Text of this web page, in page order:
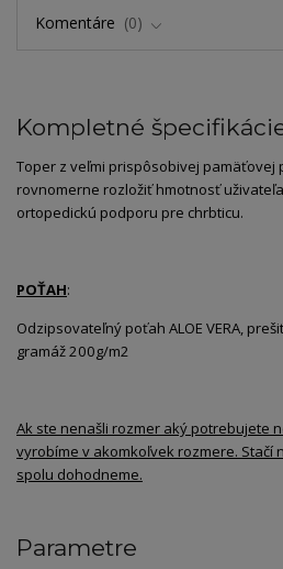
Komentáre
0
Kompletné
Toper z veľmi prispôsobivej pamäťovej
rovnomerne rozložiť hmotnosť
ortopedickú podporu pre chrbticu.
POŤAH:
Odzipsovateľný poťah ALOE VERA,
gramáž 200g/m2
Ak ste nenašli rozmer aký potrebujete
vyrobíme v akomkoľvek rozmere. Stačí
spolu dohodneme.
Parametre